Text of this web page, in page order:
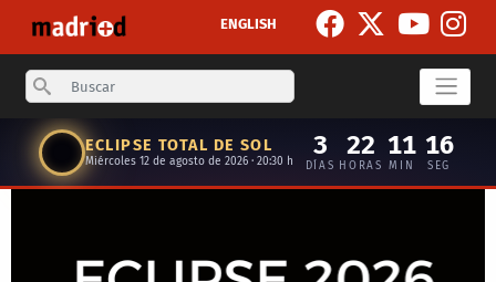
ENGLISH
Search
ECLIPSE TOTAL DE SOL
Miércoles 12 de agosto de 2026 · 20:30 h
3
DÍAS
22
HORAS
11
MIN
16
SEG